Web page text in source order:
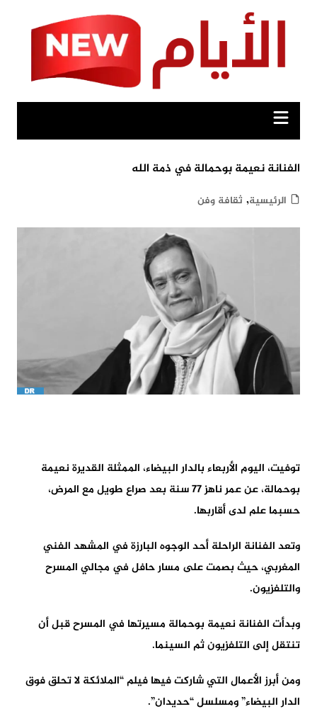
الفنانة نعيمة بوحمالة في ذمة الله
الرئيسية, ثقافة وفن
توفيت، اليوم الأربعاء بالدار البيضاء، الممثلة القديرة نعيمة
بوحمالة، عن عمر ناهز 77 سنة بعد صراع طويل مع المرض،
حسبما علم لدى أقاربها.
وتعد الفنانة الراحلة أحد الوجوه البارزة في المشهد الفني
المغربي، حيث بصمت على مسار حافل في مجالي المسرح
والتلفزيون.
وبدأت الفنانة نعيمة بوحمالة مسيرتها في المسرح قبل أن
تنتقل إلى التلفزيون ثم السينما.
ومن أبرز الأعمال التي شاركت فيها فيلم “الملائكة لا تحلق فوق
الدار البيضاء” ومسلسل “حديدان”.